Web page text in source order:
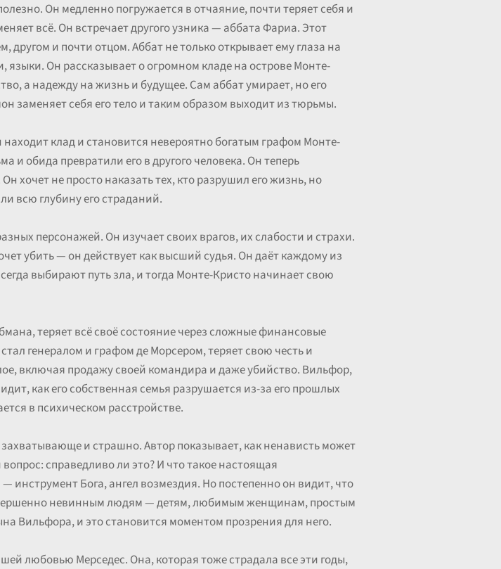
Он медленно погружается в отчаяние, почти теряет себя и
всё. Он встречает другого узника — аббата Фариа. Этот
и почти отцом. Аббат не только открывает ему глаза на
Он рассказывает о огромном кладе на острове Монте-
а надежду на жизнь и будущее. Сам аббат умирает, но его
заменяет себя его тело и таким образом выходит из тюрьмы.
клад и становится невероятно богатым графом Монте-
и обида превратили его в другого человека. Он теперь
хочет не просто наказать тех, кто разрушил его жизнь, но
всю глубину его страданий.
персонажей. Он изучает своих врагов, их слабости и страхи.
убить — он действует как высший судья. Он даёт каждому из
выбирают путь зла, и тогда Монте-Кристо начинает свою
теряет всё своё состояние через сложные финансовые
генералом и графом де Морсером, теряет свою честь и
включая продажу своей командира и даже убийство. Вильфор,
как его собственная семья разрушается из-за его прошлых
в психическом расстройстве.
и страшно. Автор показывает, как ненависть может
справедливо ли это? И что такое настоящая
инструмент Бога, ангел возмездия. Но постепенно он видит, что
невинным людям — детям, любимым женщинам, простым
Вильфора, и это становится моментом прозрения для него.
любовью Мерседес. Она, которая тоже страдала все эти годы,